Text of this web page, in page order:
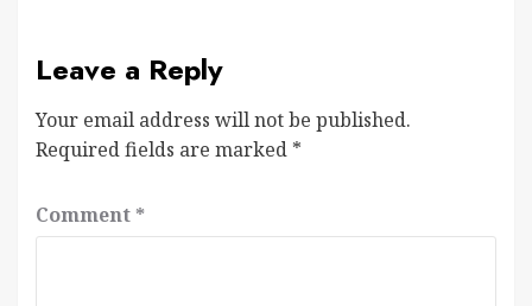
Leave a Reply
Your email address will not be published.
Required fields are marked *
Comment *